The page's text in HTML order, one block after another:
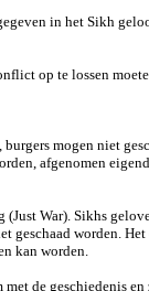
in het Sikh
op te lossen
mogen niet
afgenomen
War). Sikhs
worden.
kan worden.
de geschiedenis